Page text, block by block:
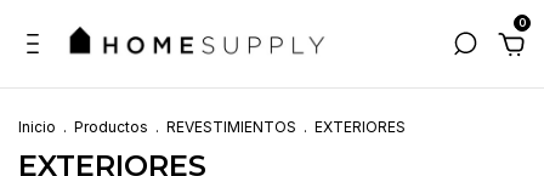
0
Inicio . Productos . REVESTIMIENTOS . EXTERIORES
EXTERIORES